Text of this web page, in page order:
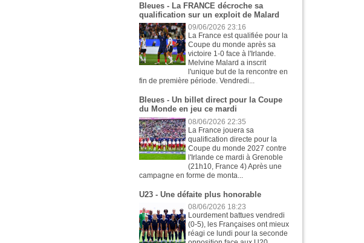
Bleues - La FRANCE décroche sa
qualification sur un exploit de Malard
09/06/2026 23:16
La France est qualifiée pour la
Coupe du monde après sa
victoire 1-0 face à l'Irlande.
Melvine Malard a inscrit
l'unique but de la rencontre en
fin de première période. Vendredi...
Bleues - Un billet direct pour la Coupe
du Monde en jeu ce mardi
08/06/2026 22:35
La France jouera sa
qualification directe pour la
Coupe du monde 2027 contre
l'Irlande ce mardi à Grenoble
(21h10, France 4) Après une
campagne en forme de monta...
U23 - Une défaite plus honorable
08/06/2026 18:23
Lourdement battues vendredi
(0-5), les Françaises ont mieux
réagi ce lundi pour la seconde